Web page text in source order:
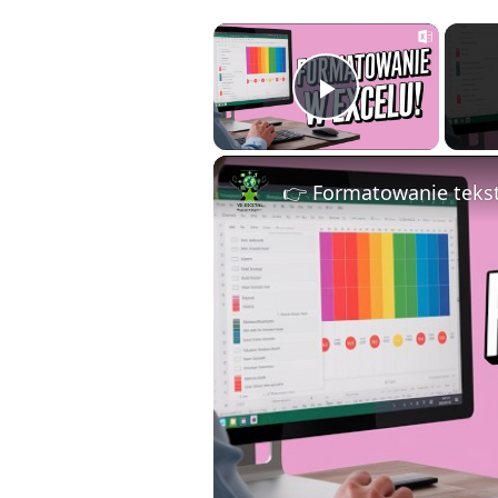
×
Play